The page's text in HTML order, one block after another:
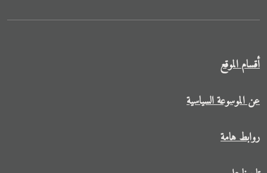
أقسام الموقع
عن الموسوعة السياسية
روابط هامة